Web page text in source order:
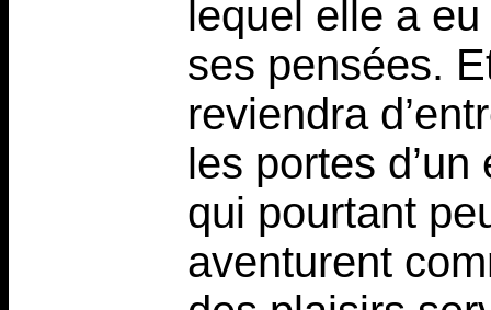
lequel elle a
ses pensées.
reviendra
les portes
qui pourtant
aventurent